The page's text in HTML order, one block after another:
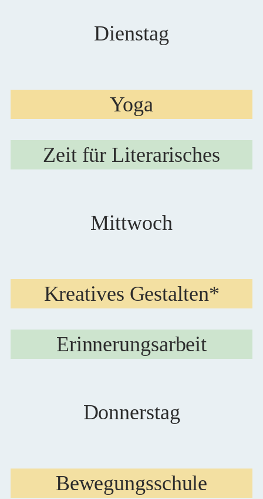
Dienstag
Yoga
Zeit für Literarisches
Mittwoch
Kreatives Gestalten*
Erinnerungsarbeit
Donnerstag
Bewegungsschule